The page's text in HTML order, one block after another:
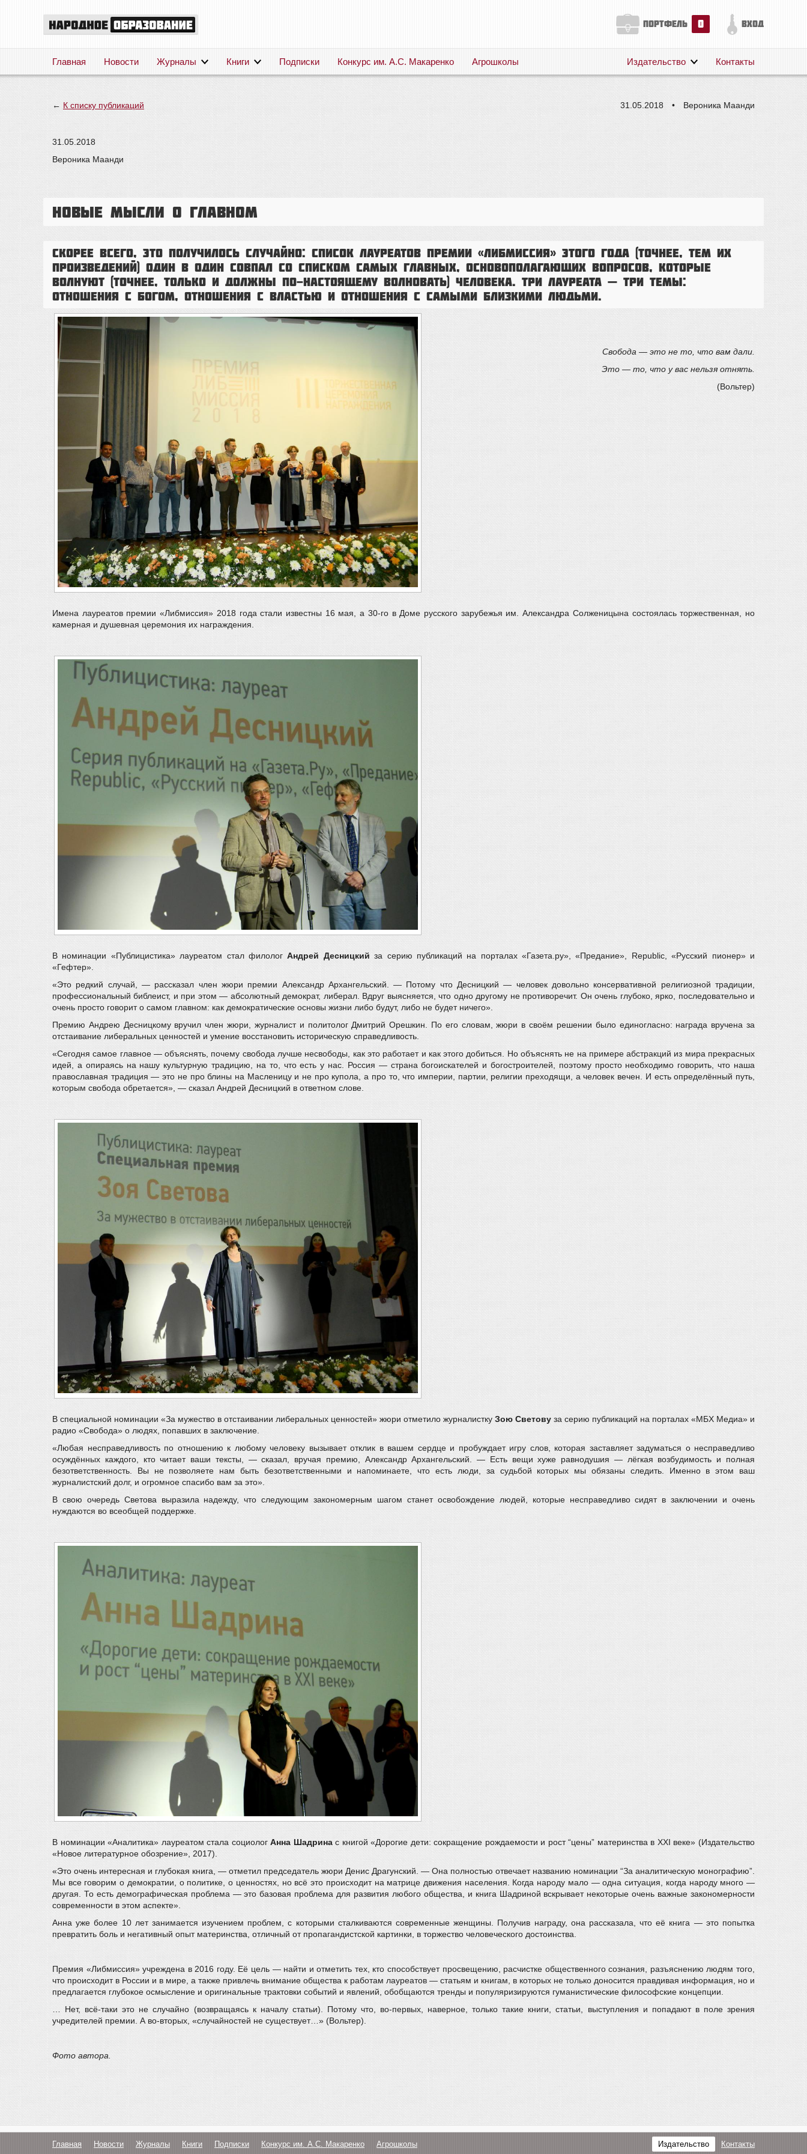
портфель 0 вход
Главная Новости Журналы Книги Подписки Конкурс им. А.С. Макаренко Агрошколы
Авторам
Издательство Контакты
← К списку публикаций 31.05.2018 • Вероника Маанди
31.05.2018
Вероника Маанди
Новые мысли о главном
Скорее всего, это получилось случайно: список лауреатов премии «Либмиссия» этого года (точнее, тем их
произведений) один в один совпал со списком самых главных, основополагающих вопросов, которые
волнуют (точнее, только и должны по-настоящему волновать) человека. Три лауреата — три темы:
отношения с Богом, отношения с властью и отношения с самыми близкими людьми.
Свобода — это не то, что вам дали.
Это — то, что у вас нельзя отнять.
(Вольтер)
Имена лауреатов премии «Либмиссия» 2018 года стали известны 16 мая, а 30-го в Доме русского зарубежья им. Александра Солженицына состоялась торжественная, но
камерная и душевная церемония их награждения.
В номинации «Публицистика» лауреатом стал филологАндрей Десницкийза серию публикаций на порталах «Газета.ру», «Предание», Republic, «Русский пионер» и
«Гефтер».
«Это редкий случай, — рассказал член жюри премии Александр Архангельский. — Потому что Десницкий — человек довольно консервативной религиозной традиции,
профессиональный библеист, и при этом — абсолютный демократ, либерал. Вдруг выясняется, что одно другому не противоречит. Он очень глубоко, ярко, последовательно и
очень просто говорит о самом главном: как демократические основы жизни либо будут, либо не будет ничего».
Премию Андрею Десницкому вручил член жюри, журналист и политолог Дмитрий Орешкин. По его словам, жюри в своём решении было единогласно: награда вручена за
отстаивание либеральных ценностей и умение восстановить историческую справедливость.
«Сегодня самое главное — объяснять, почему свобода лучше несвободы, как это работает и как этого добиться. Но объяснять не на примере абстракций из мира прекрасных
идей, а опираясь на нашу культурную традицию, на то, что есть у нас. Россия — страна богоискателей и богостроителей, поэтому просто необходимо говорить, что наша
православная традиция — это не про блины на Масленицу и не про купола, а про то, что империи, партии, религии преходящи, а человек вечен. И есть определённый путь,
которым свобода обретается», — сказал Андрей Десницкий в ответном слове.
В специальной номинации «За мужество в отстаивании либеральных ценностей» жюри отметило журналистку Зою Светову за серию публикаций на порталах «МБХ Медиа» и
радио «Свобода» о людях, попавших в заключение.
«Любая несправедливость по отношению к любому человеку вызывает отклик в вашем сердце и пробуждает игру слов, которая заставляет задуматься о несправедливо
осуждённых каждого, кто читает ваши тексты, — сказал, вручая премию, Александр Архангельский. — Есть вещи хуже равнодушия — лёгкая возбудимость и полная
безответственность. Вы не позволяете нам быть безответственными и напоминаете, что есть люди, за судьбой которых мы обязаны следить. Именно в этом ваш
журналистский долг, и огромное спасибо вам за это».
В свою очередь Светова выразила надежду, что следующим закономерным шагом станет освобождение людей, которые несправедливо сидят в заключении и очень
нуждаются во всеобщей поддержке.
В номинации «Аналитика» лауреатом стала социологАнна Шадринас книгой «Дорогие дети: сокращение рождаемости и рост “цены” материнства в XXI веке» (Издательство
«Новое литературное обозрение», 2017).
«Это очень интересная и глубокая книга, — отметил председатель жюри Денис Драгунский. — Она полностью отвечает названию номинации “За аналитическую монографию”.
Мы все говорим о демократии, о политике, о ценностях, но всё это происходит на матрице движения населения. Когда народу мало — одна ситуация, когда народу много —
другая. То есть демографическая проблема — это базовая проблема для развития любого общества, и книга Шадриной вскрывает некоторые очень важные закономерности
современности в этом аспекте».
Анна уже более 10 лет занимается изучением проблем, с которыми сталкиваются современные женщины. Получив награду, она рассказала, что её книга — это попытка
превратить боль и негативный опыт материнства, отличный от пропагандистской картинки, в торжество человеческого достоинства.
Премия «Либмиссия» учреждена в 2016 году. Её цель — найти и отметить тех, кто способствует просвещению, расчистке общественного сознания, разъяснению людям того,
что происходит в России и в мире, а также привлечь внимание общества к работам лауреатов — статьям и книгам, в которых не только доносится правдивая информация, но и
предлагается глубокое осмысление и оригинальные трактовки событий и явлений, обобщаются тренды и популяризируются гуманистические философские концепции.
… Нет, всё-таки это не случайно (возвращаясь к началу статьи). Потому что, во-первых, наверное, только такие книги, статьи, выступления и попадают в поле зрения
учредителей премии. А во-вторых, «случайностей не существует…» (Вольтер).
Фото автора.
Главная Новости Журналы Книги Подписки Конкурс им. А.С. Макаренко Агрошколы Издательство Контакты